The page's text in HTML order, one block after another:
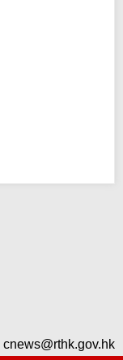
cnews@rthk.gov.hk